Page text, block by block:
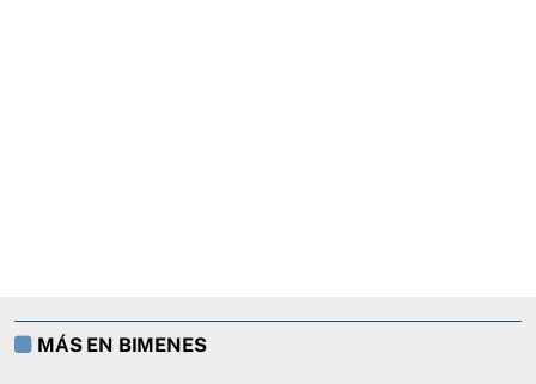
MÁS EN BIMENES